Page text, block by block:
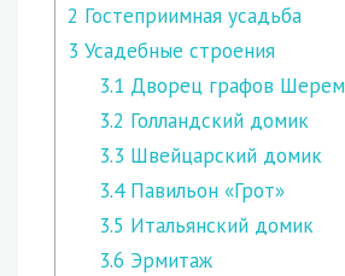
2 Гостеприимная усадьба
3 Усадебные строения
3.1 Дворец графов
3.2 Голландский домик
3.3 Швейцарский домик
3.4Павильон «Грот»
3.5 Итальянский домик
3.6 Эрмитаж